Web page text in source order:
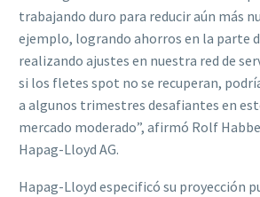
trabajando duro para reducir aún más
ejemplo, logrando ahorros en la parte
realizando ajustes en nuestra red de
si los fletes spot no se recuperan,
a algunos trimestres desafiantes en
mercado moderado”, afirmó Rolf
Hapag-Lloyd AG.
Hapag-Lloyd especificó su proyección